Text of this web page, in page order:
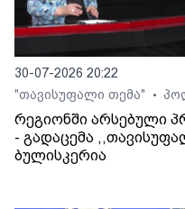
30-07-2026 20:22
"თავისუფალი თემა"
•
რეგიონში არსებული
- გადაცემა
ბულისკერია